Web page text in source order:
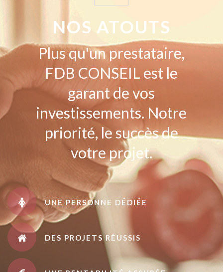
NOS ATOUTS
Plus qu'un prestataire,
FDB CONSEIL est le
garant de vos
investissements. Notre
priorité, le succès de
votre projet.
UNE PERSONNE DÉDIÉE
DES PROJETS RÉUSSIS